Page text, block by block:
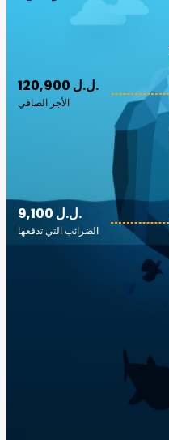
120,900 ل.ل.‎
الأجر الصافي
9,100 ل.ل.‎
الضرائب التي تدفعها